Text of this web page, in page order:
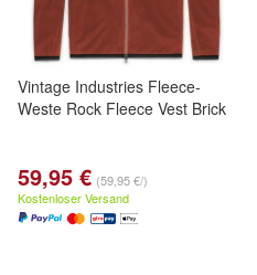
Vintage Industries Fleece-
Weste Rock Fleece Vest Brick
59,95 € (59,95 €/)
Kostenloser Versand